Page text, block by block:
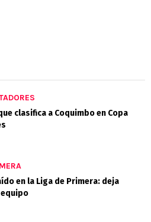
clasifica a Coquimbo en Copa
en la Liga de Primera: deja